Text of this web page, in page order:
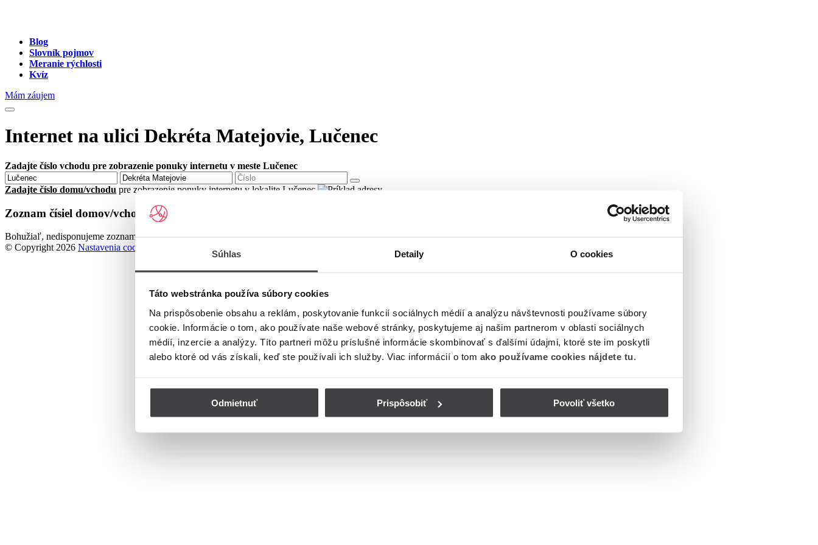
Súhlas Detaily O cookies
Táto webstránka používa súbory cookies
Na prispôsobenie obsahu a reklám, poskytovanie funkcií sociálnych médií a analýzu návštevnosti používame súbory
cookie. Informácie o tom, ako používate naše webové stránky, poskytujeme aj našim partnerom v oblasti sociálnych
médií, inzercie a analýzy. Títo partneri môžu príslušné informácie skombinovať s ďalšími údajmi, ktoré ste im poskytli
alebo ktoré od vás získali, keď ste používali ich služby. Viac informácií o tom ako používame cookies nájdete tu.
Odmietnuť Prispôsobiť Povoliť všetko
Blog
Slovník pojmov
Meranie rýchlosti
Kvíz
Mám záujem
Internet na ulici Dekréta Matejovie, Lučenec
Zadajte číslo vchodu pre zobrazenie ponuky internetu v meste Lučenec
Zadajte číslo domu/vchodu pre zobrazenie ponuky internetu v lokalite Lučenec
Zoznam čísiel domov/vchodov na ulici Dekréta Matejovie v meste Lučenec
Bohužiaľ, nedisponujeme zoznamom dostupných čísiel vchodov na ulici Dekréta Matejovie v meste Lučenec.
© Copyright 2026 Nastavenia cookies